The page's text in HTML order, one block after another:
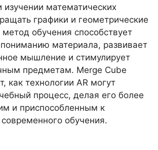
изучении математических
графики и геометрические
обучения способствует
материала, развивает
мышление и стимулирует
предметам. Merge Cube
как технологии AR могут
процесс, делая его более
и приспособленным к
обучения.